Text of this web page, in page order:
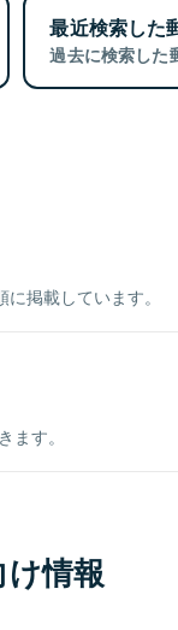
最近検索した
過去に検索した
掲載しています。
す。
情報